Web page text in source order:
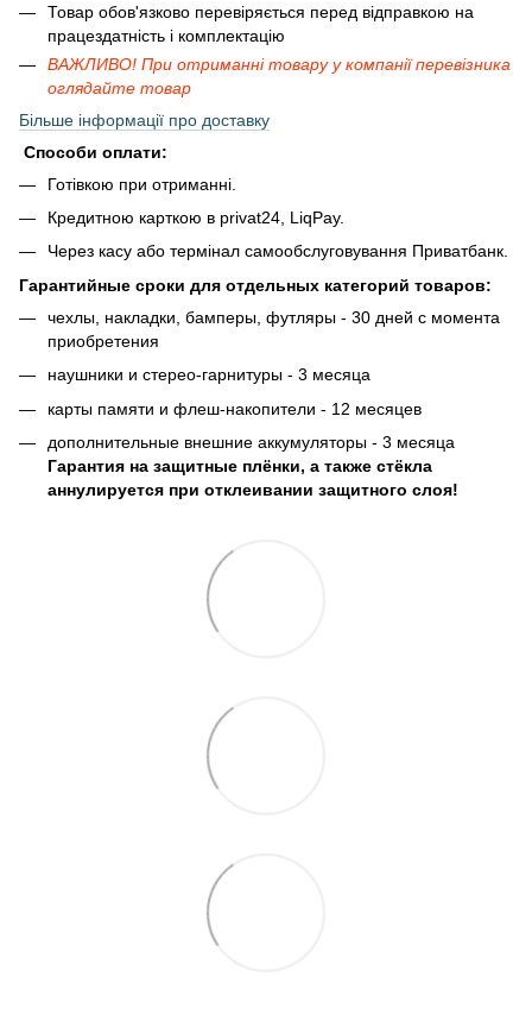
Товар обов'язково перевіряється перед відправкою на
працездатність і комплектацію
ВАЖЛИВО! При отриманні товару у компанії перевізника
оглядайте товар
Більше інформації про доставку
Способи оплати:
Готівкою при отриманні.
Кредитною карткою в privat24, LiqPay.
Через касу або термінал самообслуговування Приватбанк.
Гарантийные сроки для отдельных категорий товаров:
чехлы, накладки, бамперы, футляры - 30 дней с момента
приобретения
наушники и стерео-гарнитуры - 3 месяца
карты памяти и флеш-накопители - 12 месяцев
дополнительные внешние аккумуляторы - 3 месяца
Гарантия на защитные плёнки, а также стёкла
аннулируется при отклеивании защитного слоя!